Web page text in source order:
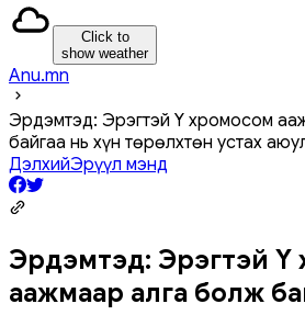
Click to
show weather
Anu.mn
Эрдэмтэд: Эрэгтэй Y хромосом
байгаа нь хүн төрөлхтөн устах
ДэлхийЭрүүл мэнд
Эрдэмтэд: Эрэгтэй Y
аажмаар алга болж